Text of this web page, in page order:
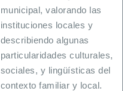
municipal, valorando las
instituciones locales y
describiendo algunas
particularidades culturales,
sociales, y lingüísticas del
contexto familiar y local.